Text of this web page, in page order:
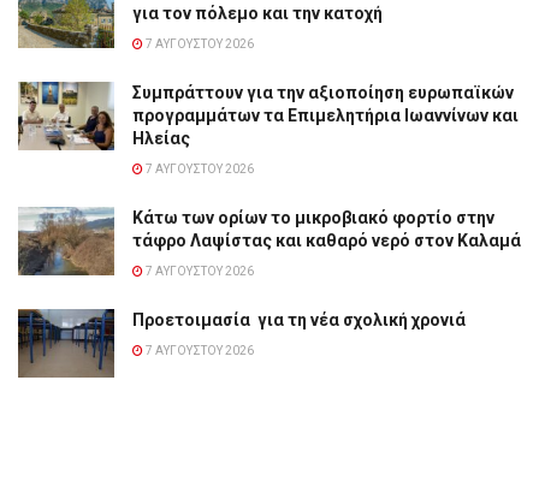
για τον πόλεμο και την κατοχή
7 ΑΥΓΟΎΣΤΟΥ 2026
Συμπράττουν για την αξιοποίηση ευρωπαϊκών
προγραμμάτων τα Επιμελητήρια Ιωαννίνων και
Ηλείας
7 ΑΥΓΟΎΣΤΟΥ 2026
Κάτω των ορίων το μικροβιακό φορτίο στην
τάφρο Λαψίστας και καθαρό νερό στον Καλαμά
7 ΑΥΓΟΎΣΤΟΥ 2026
Προετοιμασία για τη νέα σχολική χρονιά
7 ΑΥΓΟΎΣΤΟΥ 2026